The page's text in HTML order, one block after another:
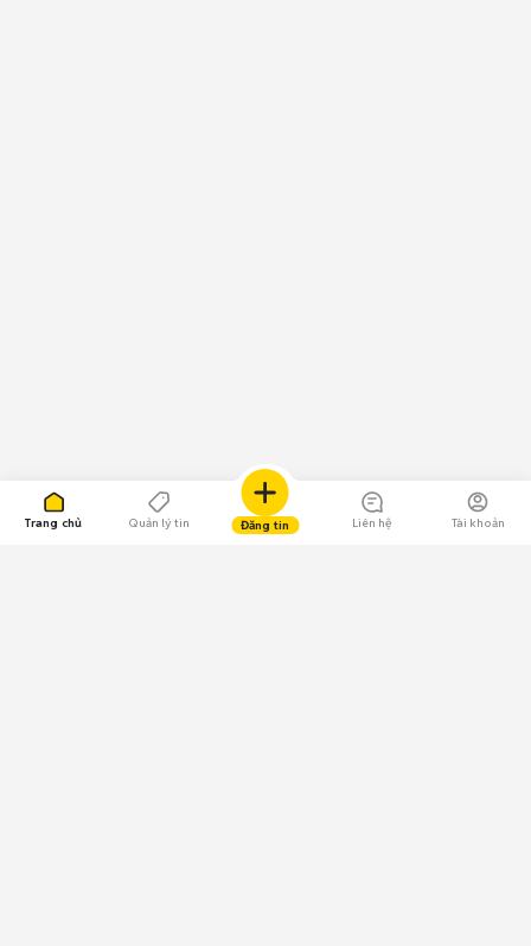
Trang chủ Quản lý tin Đăng tin Liên hệ Tài khoản